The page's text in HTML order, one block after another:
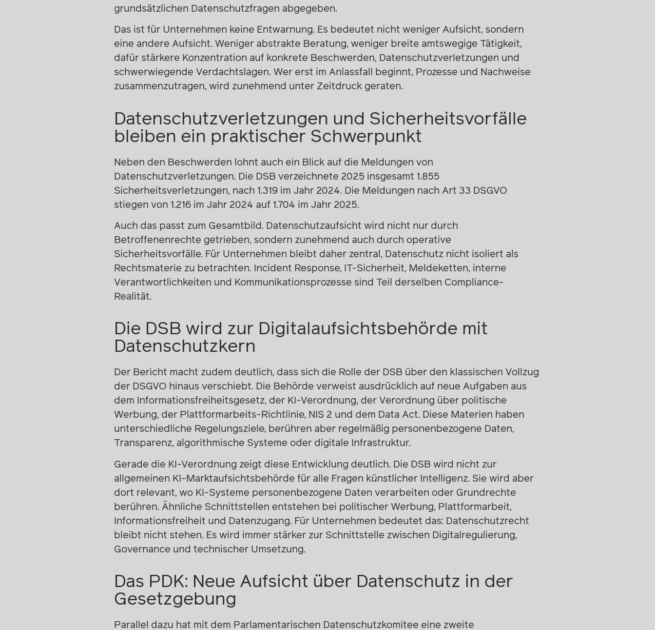
grundsätzlichen Datenschutzfragen abgegeben.
Das ist für Unternehmen keine Entwarnung. Es bedeutet nicht weniger Aufsicht, sondern
eine andere Aufsicht. Weniger abstrakte Beratung, weniger breite amtswegige Tätigkeit,
dafür stärkere Konzentration auf konkrete Beschwerden, Datenschutzverletzungen und
schwerwiegende Verdachtslagen. Wer erst im Anlassfall beginnt, Prozesse und Nachweise
zusammenzutragen, wird zunehmend unter Zeitdruck geraten.
Datenschutzverletzungen und Sicherheitsvorfälle
bleiben ein praktischer Schwerpunkt
Neben den Beschwerden lohnt auch ein Blick auf die Meldungen von
Datenschutzverletzungen. Die DSB verzeichnete 2025 insgesamt 1.855
Sicherheitsverletzungen, nach 1.319 im Jahr 2024. Die Meldungen nach Art 33 DSGVO
stiegen von 1.216 im Jahr 2024 auf 1.704 im Jahr 2025.
Auch das passt zum Gesamtbild. Datenschutzaufsicht wird nicht nur durch
Betroffenenrechte getrieben, sondern zunehmend auch durch operative
Sicherheitsvorfälle. Für Unternehmen bleibt daher zentral, Datenschutz nicht isoliert als
Rechtsmaterie zu betrachten. Incident Response, IT-Sicherheit, Meldeketten, interne
Verantwortlichkeiten und Kommunikationsprozesse sind Teil derselben Compliance-
Realität.
Die DSB wird zur Digitalaufsichtsbehörde mit
Datenschutzkern
Der Bericht macht zudem deutlich, dass sich die Rolle der DSB über den klassischen Vollzug
der DSGVO hinaus verschiebt. Die Behörde verweist ausdrücklich auf neue Aufgaben aus
dem Informationsfreiheitsgesetz, der KI-Verordnung, der Verordnung über politische
Werbung, der Plattformarbeits-Richtlinie, NIS 2 und dem Data Act. Diese Materien haben
unterschiedliche Regelungsziele, berühren aber regelmäßig personenbezogene Daten,
Transparenz, algorithmische Systeme oder digitale Infrastruktur.
Gerade die KI-Verordnung zeigt diese Entwicklung deutlich. Die DSB wird nicht zur
allgemeinen KI-Marktaufsichtsbehörde für alle Fragen künstlicher Intelligenz. Sie wird aber
dort relevant, wo KI-Systeme personenbezogene Daten verarbeiten oder Grundrechte
berühren. Ähnliche Schnittstellen entstehen bei politischer Werbung, Plattformarbeit,
Informationsfreiheit und Datenzugang. Für Unternehmen bedeutet das: Datenschutzrecht
bleibt nicht stehen. Es wird immer stärker zur Schnittstelle zwischen Digitalregulierung,
Governance und technischer Umsetzung.
Das PDK: Neue Aufsicht über Datenschutz in der
Gesetzgebung
Parallel dazu hat mit dem Parlamentarischen Datenschutzkomitee eine zweite